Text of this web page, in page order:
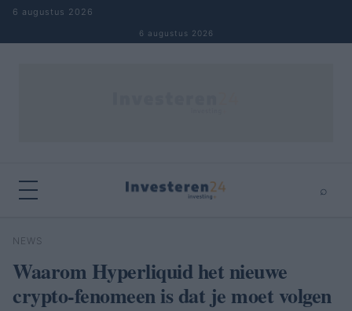
Naar inhoud springen
6 augustus 2026
6 augustus 2026
⌕
Zoeken
NEWS
Waarom Hyperliquid het nieuwe
crypto-fenomeen is dat je moet volgen